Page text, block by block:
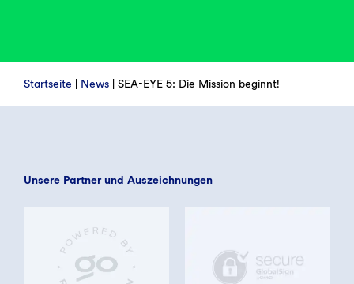
Startseite News SEA-EYE 5: Die Mission beginnt!
Unsere Partner und Auszeichnungen